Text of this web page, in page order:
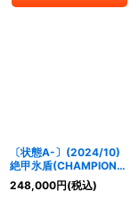
〔状態A-〕(2024/10)
絶甲氷盾(CHAMPION/
機動戦士ガンダムイラス
ト)【-】{SD56-
248,000円(税込)